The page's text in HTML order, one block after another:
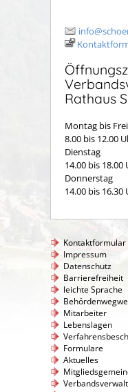
Rathaus
Montag bis
8.00 bis 12.00
14.00 bis 18.00
Donnerstag
14.00 bis 16.30
Kontaktformular
Impressum
Datenschutz
Barrierefreiheit
leichte Sprache
Mitarbeiter
Lebenslagen
Formulare
Aktuelles